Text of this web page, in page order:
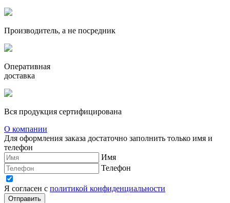
Производитель, а не посредник
Оперативная
доставка
Вся продукция сертифицирована
О компании
Для оформления заказа достаточно заполнить только имя и
телефон
Имя
Телефон
Я согласен с политикой конфиденциальности
Отправить